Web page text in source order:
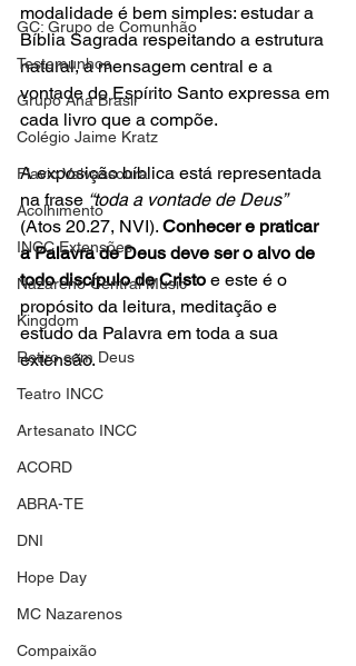
GC: Grupo de Comunhão
Testemunhos
Grupo Ana Brasil
Colégio Jaime Kratz
Flavio Valvassoura
Acolhimento
INCC Extensões
Nazareno Central Music
Kingdom
Retiro com Deus
Teatro INCC
Artesanato INCC
ACORD
ABRA-TE
DNI
Hope Day
MC Nazarenos
Compaixão
modalidade é bem simples: estudar a
Bíblia Sagrada respeitando a estrutura
natural, a mensagem central e a
vontade do Espírito Santo expressa em
cada livro que a compõe.
A exposição bíblica está representada
na frase “toda a vontade de Deus”
(Atos 20.27, NVI). Conhecer e praticar
a Palavra de Deus deve ser o alvo de
todo discípulo de Cristo e este é o
propósito da leitura, meditação e
estudo da Palavra em toda a sua
extensão.